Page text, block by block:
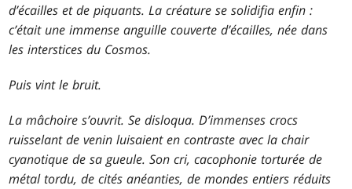
d’écailles et de piquants. La créature se solidifia enfin :
c’était une immense anguille couverte d’écailles, née dans
les interstices du Cosmos.
Puis vint le bruit.
La mâchoire s’ouvrit. Se disloqua. D’immenses crocs
ruisselant de venin luisaient en contraste avec la chair
cyanotique de sa gueule. Son cri, cacophonie torturée de
métal tordu, de cités anéanties, de mondes entiers réduits